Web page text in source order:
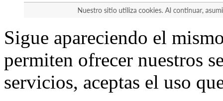
Sigue apareciendo el
permiten ofrecer nuestros
servicios, aceptas el uso